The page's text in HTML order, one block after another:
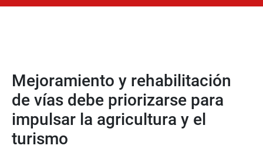
Mejoramiento y rehabilitación
de vías debe priorizarse para
impulsar la agricultura y el
turismo